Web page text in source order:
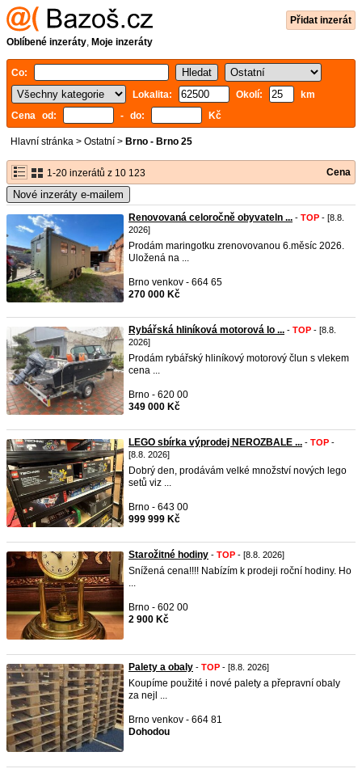
Přidat inzerát
Oblíbené inzeráty, Moje inzeráty
Co:
Lokalita:
Okolí:
km
Cena od:
- do: Kč
Hlavní stránka > Ostatní > Brno - Brno 25
1-20 inzerátů z 10 123 Cena
Nové inzeráty e-mailem
Renovovaná celoročně obyvateln ... - TOP - [8.8.
2026]
Prodám maringotku zrenovovanou 6.měsíc 2026.
Uložená na ...
Brno venkov - 664 65
270 000 Kč
Rybářská hliníková motorová lo ... - TOP - [8.8.
2026]
Prodám rybářský hliníkový motorový člun s vlekem
cena ...
Brno - 620 00
349 000 Kč
LEGO sbírka výprodej NEROZBALE ... - TOP -
[8.8. 2026]
Dobrý den, prodávám velké množství nových lego
setů viz ...
Brno - 643 00
999 999 Kč
Starožitné hodiny - TOP - [8.8. 2026]
Snížená cena!!!! Nabízím k prodeji roční hodiny. Ho
...
Brno - 602 00
2 900 Kč
Palety a obaly - TOP - [8.8. 2026]
Koupíme použité i nové palety a přepravní obaly
za nejl ...
Brno venkov - 664 81
Dohodou